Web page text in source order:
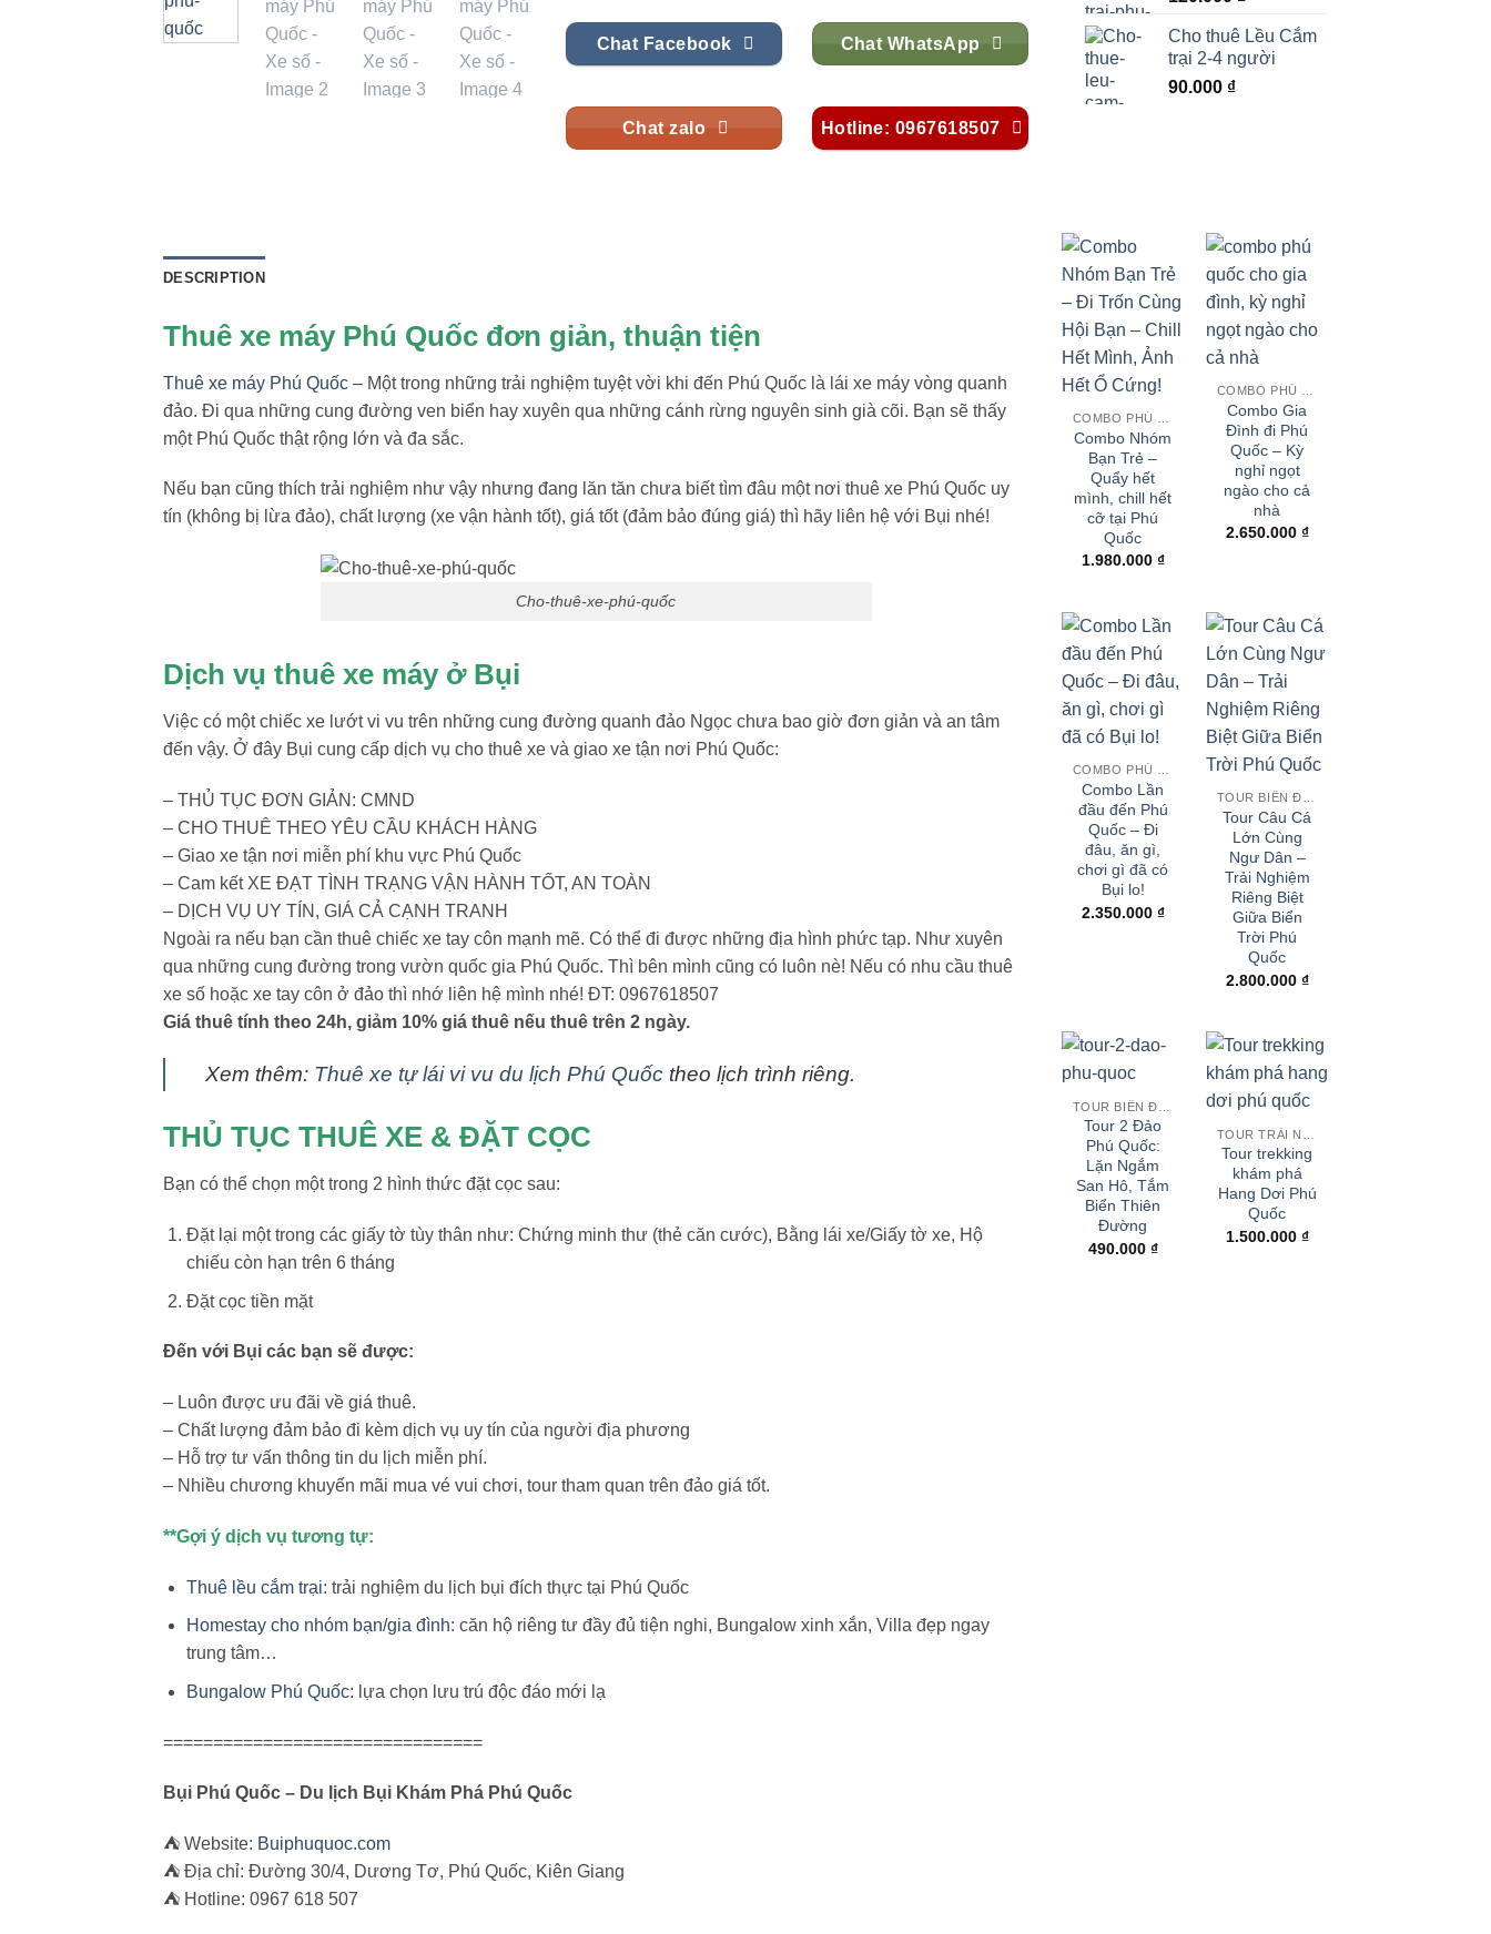
Chat Facebook Chat WhatsApp
Chat zalo Hotline: 0967618507
Cho thuê Lều Cắm
trại 2-4 người
90.000 ₫
DESCRIPTION
Thuê xe máy Phú Quốc đơn giản, thuận tiện
Thuê xe máy Phú Quốc – Một trong những trải nghiệm tuyệt vời khi đến Phú Quốc là lái xe máy vòng quanh
đảo. Đi qua những cung đường ven biển hay xuyên qua những cánh rừng nguyên sinh già cõi. Bạn sẽ thấy
một Phú Quốc thật rộng lớn và đa sắc.
Nếu bạn cũng thích trải nghiệm như vậy nhưng đang lăn tăn chưa biết tìm đâu một nơi thuê xe Phú Quốc uy
tín (không bị lừa đảo), chất lượng (xe vận hành tốt), giá tốt (đảm bảo đúng giá) thì hãy liên hệ với Bụi nhé!
Cho-thuê-xe-phú-quốc
Dịch vụ thuê xe máy ở Bụi
Việc có một chiếc xe lướt vi vu trên những cung đường quanh đảo Ngọc chưa bao giờ đơn giản và an tâm
đến vậy. Ở đây Bụi cung cấp dịch vụ cho thuê xe và giao xe tận nơi Phú Quốc:
– THỦ TỤC ĐƠN GIẢN: CMND
– CHO THUÊ THEO YÊU CẦU KHÁCH HÀNG
– Giao xe tận nơi miễn phí khu vực Phú Quốc
– Cam kết XE ĐẠT TÌNH TRẠNG VẬN HÀNH TỐT, AN TOÀN
– DỊCH VỤ UY TÍN, GIÁ CẢ CẠNH TRANH
Ngoài ra nếu bạn cần thuê chiếc xe tay côn mạnh mẽ. Có thể đi được những địa hình phức tạp. Như xuyên
qua những cung đường trong vườn quốc gia Phú Quốc. Thì bên mình cũng có luôn nè! Nếu có nhu cầu thuê
xe số hoặc xe tay côn ở đảo thì nhớ liên hệ mình nhé! ĐT: 0967618507
Giá thuê tính theo 24h, giảm 10% giá thuê nếu thuê trên 2 ngày.
Xem thêm: Thuê xe tự lái vi vu du lịch Phú Quốc theo lịch trình riêng.
THỦ TỤC THUÊ XE & ĐẶT CỌC
Bạn có thể chọn một trong 2 hình thức đặt cọc sau:
Đặt lại một trong các giấy tờ tùy thân như: Chứng minh thư (thẻ căn cước), Bằng lái xe/Giấy tờ xe, Hộ
chiếu còn hạn trên 6 tháng
Đặt cọc tiền mặt
Đến với Bụi các bạn sẽ được:
– Luôn được ưu đãi về giá thuê.
– Chất lượng đảm bảo đi kèm dịch vụ uy tín của người địa phương
– Hỗ trợ tư vấn thông tin du lịch miễn phí.
– Nhiều chương khuyến mãi mua vé vui chơi, tour tham quan trên đảo giá tốt.
**Gợi ý dịch vụ tương tự:
Thuê lều cắm trại: trải nghiệm du lịch bụi đích thực tại Phú Quốc
Homestay cho nhóm bạn/gia đình: căn hộ riêng tư đầy đủ tiện nghi, Bungalow xinh xắn, Villa đẹp ngay
trung tâm…
Bungalow Phú Quốc: lựa chọn lưu trú độc đáo mới lạ
================================
Bụi Phú Quốc – Du lịch Bụi Khám Phá Phú Quốc
⛺ Website: Buiphuquoc.com
⛺ Địa chỉ: Đường 30/4, Dương Tơ, Phú Quốc, Kiên Giang
⛺ Hotline: 0967 618 507
Combo Nhóm
Bạn Trẻ –
Quẩy hết
mình, chill hết
cỡ tại Phú
Quốc
1.980.000 ₫
Combo Gia
Đình đi Phú
Quốc – Kỳ
nghỉ ngọt
ngào cho cả
nhà
2.650.000 ₫
Combo Lần
đầu đến Phú
Quốc – Đi
đâu, ăn gì,
chơi gì đã có
Bụi lo!
2.350.000 ₫
Tour Câu Cá
Lớn Cùng
Ngư Dân –
Trải Nghiệm
Riêng Biệt
Giữa Biển
Trời Phú
Quốc
2.800.000 ₫
Tour 2 Đảo
Phú Quốc:
Lặn Ngắm
San Hô, Tắm
Biển Thiên
Đường
490.000 ₫
Tour trekking
khám phá
Hang Dơi Phú
Quốc
1.500.000 ₫